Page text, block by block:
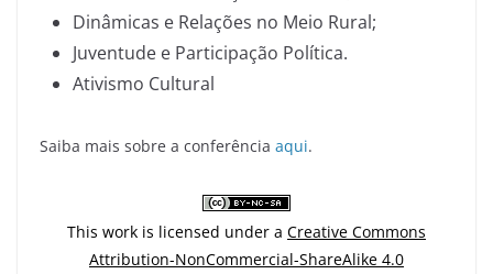
Dinâmicas e Relações no Meio Rural;
Juventude e Participação Política.
Ativismo Cultural
Saiba mais sobre a conferência aqui.
This work is licensed under a Creative Commons
Attribution-NonCommercial-ShareAlike 4.0